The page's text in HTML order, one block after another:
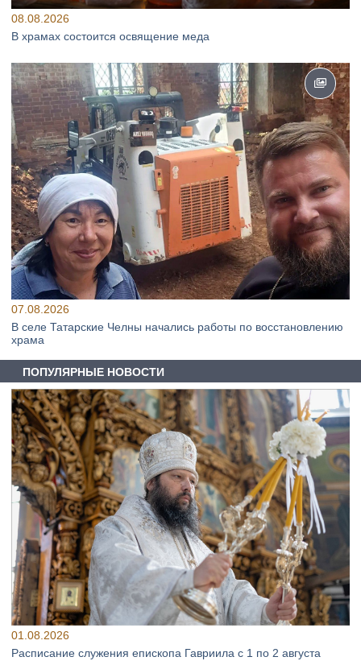
08.08.2026
В храмах состоится освящение меда
07.08.2026
В селе Татарские Челны начались работы по восстановлению
храма
ПОПУЛЯРНЫЕ НОВОСТИ
01.08.2026
Расписание служения епископа Гавриила с 1 по 2 августа